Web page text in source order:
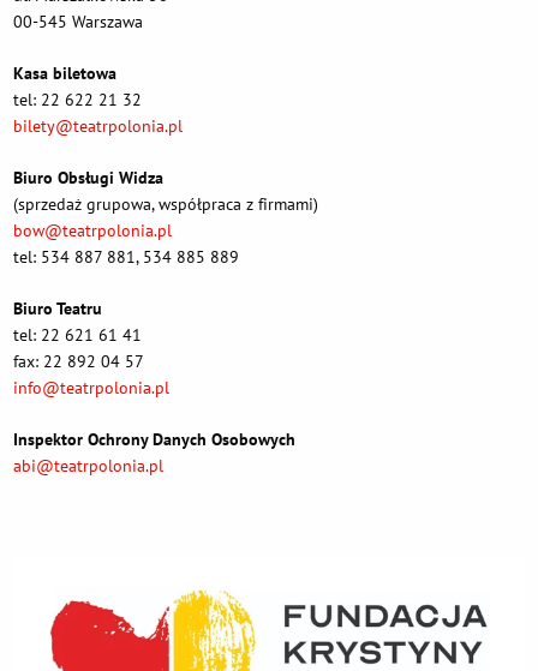
00-545 Warszawa
Kasa biletowa
tel: 22 622 21 32
bilety@teatrpolonia.pl
Biuro Obsługi Widza
(sprzedaż grupowa, współpraca z firmami)
bow@teatrpolonia.pl
tel: 534 887 881, 534 885 889
Biuro Teatru
tel: 22 621 61 41
fax: 22 892 04 57
info@teatrpolonia.pl
Inspektor Ochrony Danych Osobowych
abi@teatrpolonia.pl